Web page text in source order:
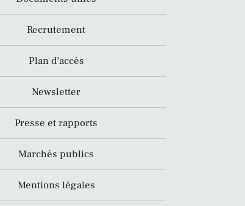
Recrutement
Plan d’accès
Newsletter
Presse et rapports
Marchés publics
Mentions légales